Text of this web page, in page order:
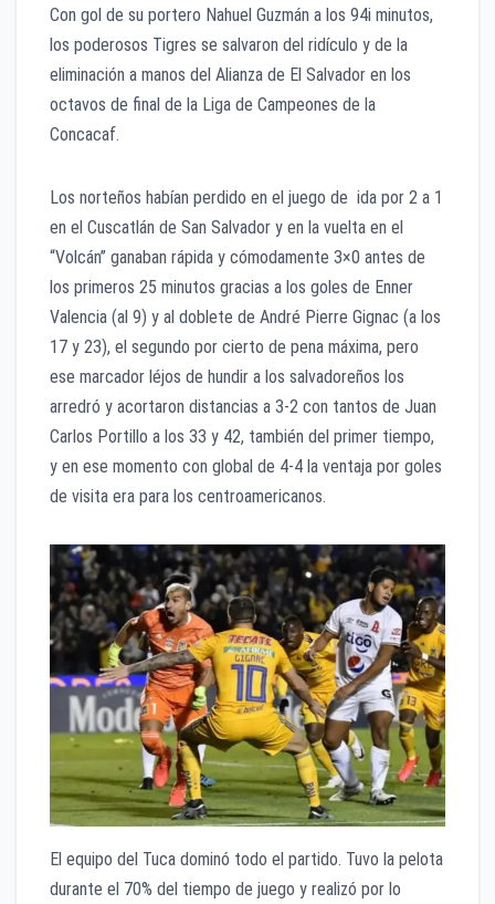
Con gol de su portero Nahuel Guzmán a los 94i minutos,
los poderosos Tigres se salvaron del ridículo y de la
eliminación a manos del Alianza de El Salvador en los
octavos de final de la Liga de Campeones de la
Concacaf.
Los norteños habían perdido en el juego de ida por 2 a 1
en el Cuscatlán de San Salvador y en la vuelta en el
“Volcán” ganaban rápida y cómodamente 3×0 antes de
los primeros 25 minutos gracias a los goles de Enner
Valencia (al 9) y al doblete de André Pierre Gignac (a los
17 y 23), el segundo por cierto de pena máxima, pero
ese marcador léjos de hundir a los salvadoreños los
arredró y acortaron distancias a 3-2 con tantos de Juan
Carlos Portillo a los 33 y 42, también del primer tiempo,
y en ese momento con global de 4-4 la ventaja por goles
de visita era para los centroamericanos.
El equipo del Tuca dominó todo el partido. Tuvo la pelota
durante el 70% del tiempo de juego y realizó por lo